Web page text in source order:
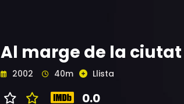
Al marge de la ciutat
2002 40m Llista
0.0